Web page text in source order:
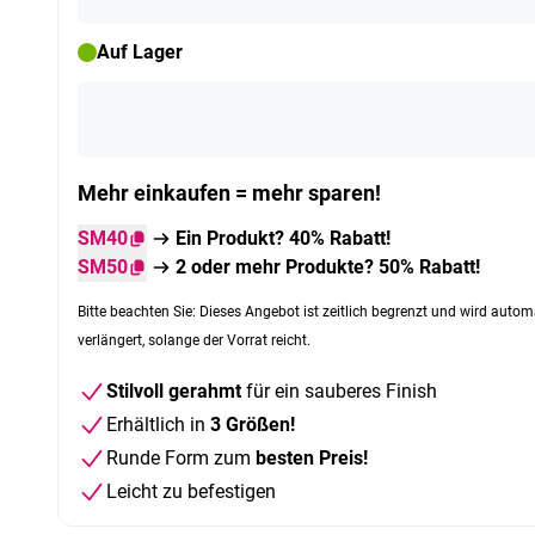
Auf Lager
Mehr einkaufen = mehr sparen!
SM40
Ein Produkt? 40% Rabatt!
SM50
2 oder mehr Produkte? 50% Rabatt!
Bitte beachten Sie: Dieses Angebot ist zeitlich begrenzt und wird
verlängert, solange der Vorrat reicht.
Stilvoll gerahmtfür ein sauberes Finish
Erhältlich in 3 Größen!
Runde Form zum besten Preis!
Leicht zu befestigen